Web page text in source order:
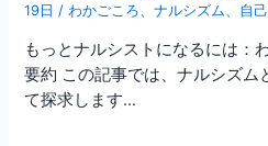
19日 / わかごころ 、ナルシズム 自
もっとナルシストになるには：
要約 この記事では、ナルシズム
て探求します…